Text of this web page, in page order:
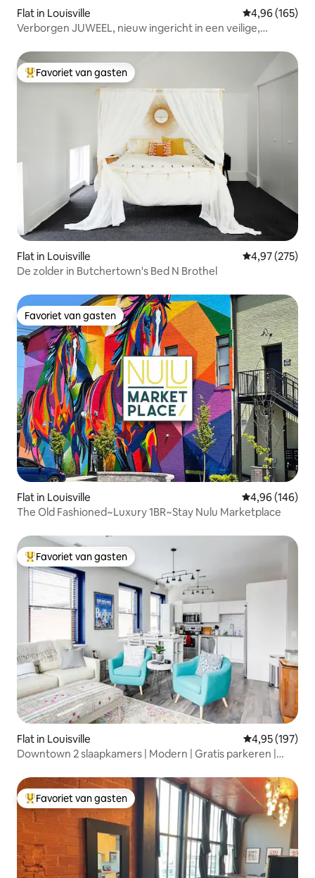
Flat in Louisville Gemiddelde
4,96 (165)
Verborgen JUWEEL, nieuw ingericht in een veilige,
Topfavoriet van gasten
Favoriet van gasten
Flat in Louisville Gemiddelde
4,97 (275)
De zolder in Butchertown's Bed N Brothel
Favoriet van gasten
Favoriet van gasten
Flat in Louisville Gemiddelde
4,96 (146)
The Old Fashioned~Luxury 1BR~Stay Nulu Marketplace
Topfavoriet van gasten
Favoriet van gasten
Flat in Louisville Gemiddelde
4,95 (197)
Downtown 2 slaapkamers | Modern | Gratis parkeren |
Topfavoriet van gasten
Favoriet van gasten